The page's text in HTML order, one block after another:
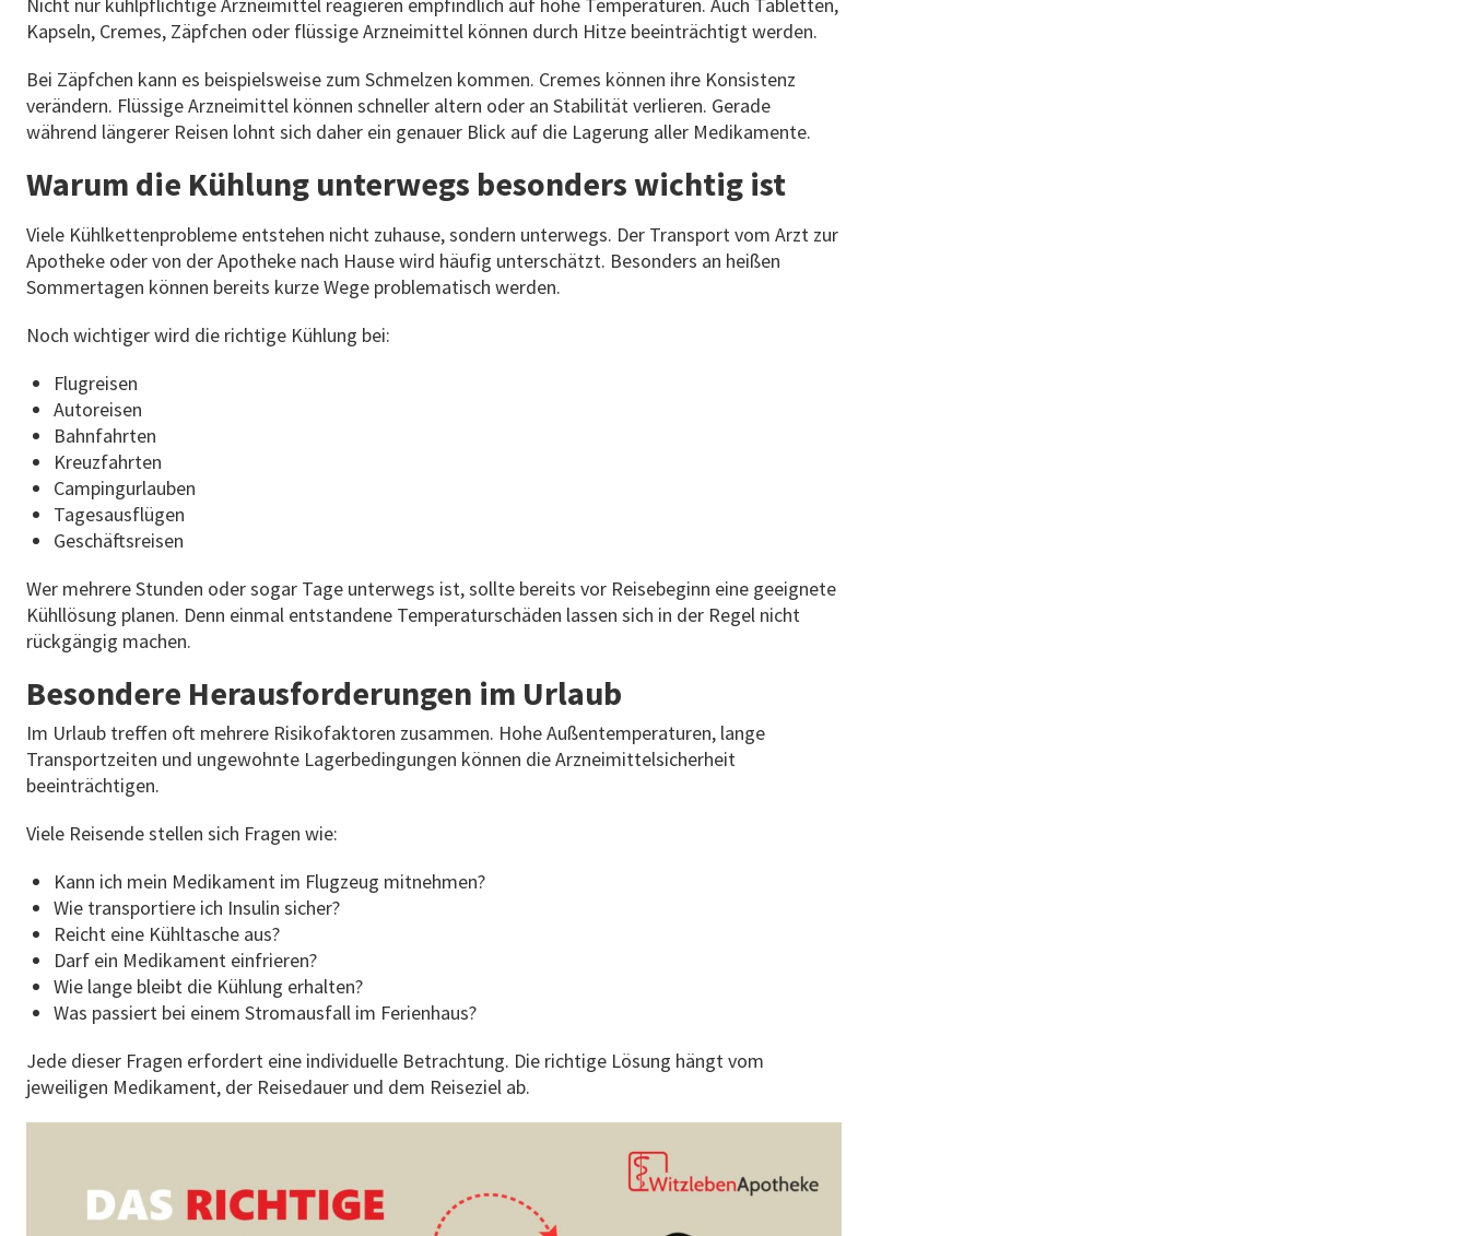
Kapseln, Cremes, Zäpfchen oder flüssige Arzneimittel können durch Hitze beeinträchtigt werden.
Bei Zäpfchen kann es beispielsweise zum Schmelzen kommen. Cremes können ihre Konsistenz
verändern. Flüssige Arzneimittel können schneller altern oder an Stabilität verlieren. Gerade
während längerer Reisen lohnt sich daher ein genauer Blick auf die Lagerung aller Medikamente.
Warum die Kühlung unterwegs besonders wichtig ist
Viele Kühlkettenprobleme entstehen nicht zuhause, sondern unterwegs. Der Transport vom Arzt zur
Apotheke oder von der Apotheke nach Hause wird häufig unterschätzt. Besonders an heißen
Sommertagen können bereits kurze Wege problematisch werden.
Noch wichtiger wird die richtige Kühlung bei:
Flugreisen
Autoreisen
Bahnfahrten
Kreuzfahrten
Campingurlauben
Tagesausflügen
Geschäftsreisen
Wer mehrere Stunden oder sogar Tage unterwegs ist, sollte bereits vor Reisebeginn eine geeignete
Kühllösung planen. Denn einmal entstandene Temperaturschäden lassen sich in der Regel nicht
rückgängig machen.
Besondere Herausforderungen im Urlaub
Im Urlaub treffen oft mehrere Risikofaktoren zusammen. Hohe Außentemperaturen, lange
Transportzeiten und ungewohnte Lagerbedingungen können die Arzneimittelsicherheit
beeinträchtigen.
Viele Reisende stellen sich Fragen wie:
Kann ich mein Medikament im Flugzeug mitnehmen?
Wie transportiere ich Insulin sicher?
Reicht eine Kühltasche aus?
Darf ein Medikament einfrieren?
Wie lange bleibt die Kühlung erhalten?
Was passiert bei einem Stromausfall im Ferienhaus?
Jede dieser Fragen erfordert eine individuelle Betrachtung. Die richtige Lösung hängt vom
jeweiligen Medikament, der Reisedauer und dem Reiseziel ab.